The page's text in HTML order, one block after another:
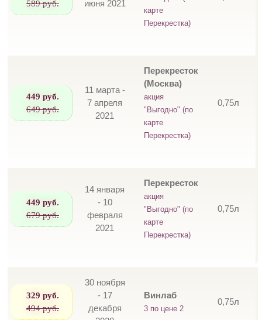
589 руб.
июня 2021
карте
Перекрестка)
449 руб.
649 руб.
11 марта -
7 апреля
2021
Перекресток
(Москва)
акция
"Выгодно" (по
карте
Перекрестка)
0,75л
449 руб.
679 руб.
14 января
- 10
февраля
2021
Перекресток
акция
"Выгодно" (по
карте
Перекрестка)
0,75л
329 руб.
494 руб.
30 ноября
- 17
декабря
Винлаб
3 по цене 2
0,75л